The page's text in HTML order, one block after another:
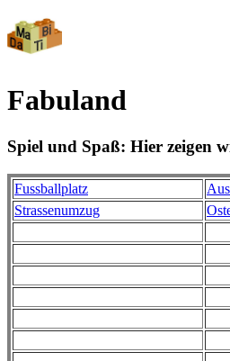
Fabuland
Spiel und Spaß: Hier zeigen
Fussballplatz
Strassenumzug